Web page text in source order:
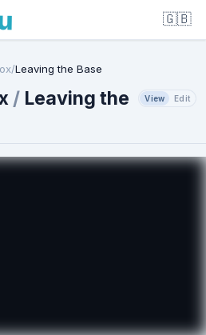
🇬🇧
/Leaving the Base
/ Leaving the
View Edit